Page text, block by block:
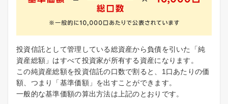
投資信託として管理している総資産から負債を引いた「純
資産総額」はすべて投資家が所有する資産になります。
この純資産総額を投資信託の口数で割ると、1口あたりの価
額、つまり「基準価額」を出すことができます。
一般的な基準価額の算出方法は上記のとおりです。